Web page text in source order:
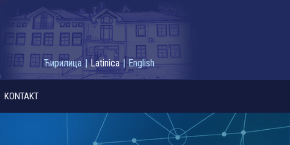
Ћирилица | Latinica | English
KONTAKT